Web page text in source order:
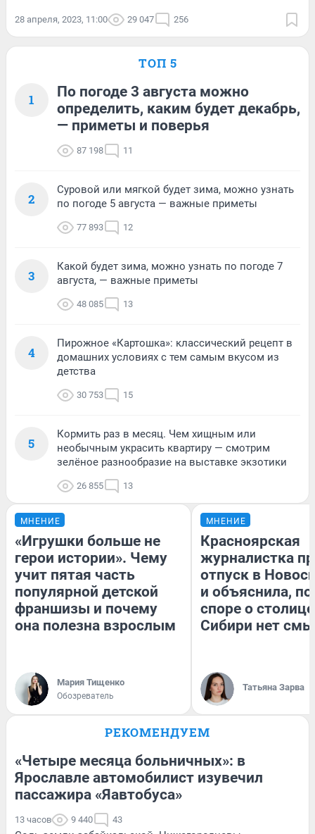
28 апреля, 2023, 11:00 29 047 256
ТОП 5
1
По погоде 3 августа можно
определить, каким будет декабрь,
— приметы и поверья
87 198 11
2
Суровой или мягкой будет зима, можно узнать
по погоде 5 августа — важные приметы
77 893 12
3
Какой будет зима, можно узнать по погоде 7
августа, — важные приметы
48 085 13
4
Пирожное «Картошка»: классический рецепт в
домашних условиях с тем самым вкусом из
детства
30 753 15
5
Кормить раз в месяц. Чем хищным или
необычным украсить квартиру — смотрим
зелёное разнообразие на выставке экзотики
26 855 13
МНЕНИЕ
«Игрушки больше не
герои истории». Чему
учит пятая часть
популярной детской
франшизы и почему
она полезна взрослым
Мария Тищенко
Обозреватель
МНЕНИЕ
Красноярская
журналистка
отпуск в
и объяснила,
споре о столице
Сибири нет
Татьяна Зарва
РЕКОМЕНДУЕМ
«Четыре месяца больничных»: в
Ярославле автомобилист изувечил
пассажира «Яавтобуса»
13 часов 9 440 43